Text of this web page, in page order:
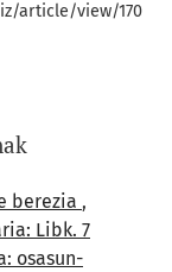
article/view/170
berezia ,
Libk. 7
osasun-